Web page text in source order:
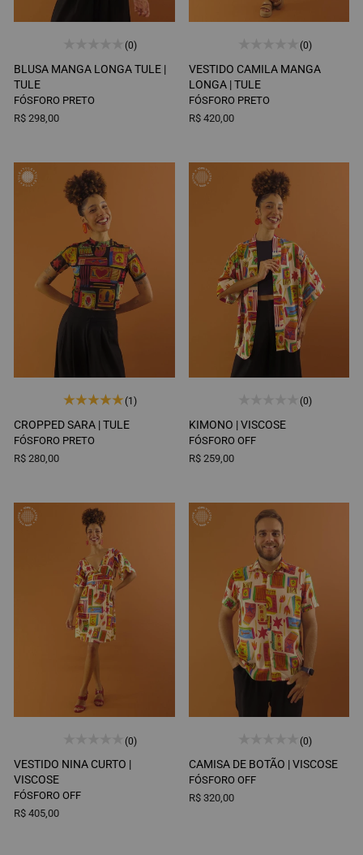
(0)
BLUSA MANGA LONGA TULE |
TULE
FÓSFORO PRETO
R$ 298,00
(0)
VESTIDO CAMILA MANGA
LONGA |TULE
FÓSFORO PRETO
R$ 420,00
(1)
CROPPED SARA |TULE
FÓSFORO PRETO
R$ 280,00
(0)
KIMONO |VISCOSE
FÓSFORO OFF
R$ 259,00
(0)
VESTIDO NINA CURTO |
VISCOSE
FÓSFORO OFF
R$ 405,00
(0)
CAMISA DE BOTÃO |VISCOSE
FÓSFORO OFF
R$ 320,00